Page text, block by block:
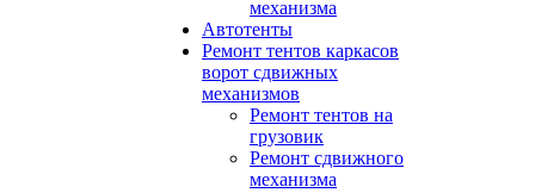
механизма
Автотенты
Ремонт тентов каркасов
ворот сдвижных
механизмов
Ремонт тентов на
грузовик
Ремонт сдвижного
механизма